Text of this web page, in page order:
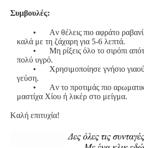
Συμβουλές:
•
Αν θέλεις πιο αφράτο
καλά με τη ζάχαρη για 5-6 λεπτά.
•
Μη ρίξεις όλο το σιρόπι
πολύ υγρό.
•
Χρησιμοποίησε γνήσιο
γεύση.
•
Αν το προτιμάς πιο
μαστίχα Χίου ή λικέρ στο μείγμα.
Καλή επιτυχία!